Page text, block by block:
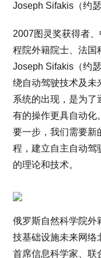
Joseph Sifakis（约瑟
2007图灵奖获得者
程院外籍院士、法国
Joseph Sifakis（约
绕自动驾驶技术及未
系统的出现，是为了
有的操作更具自动化
要一步，我们需要新
程，建立自主自动驾
的理论和技术。
俄罗斯自然科学院外
技基础设施未来网络
首席信息科学家、联